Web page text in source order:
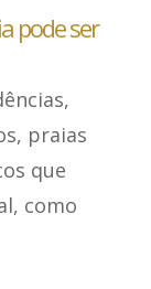
pode ser
praias
que
como